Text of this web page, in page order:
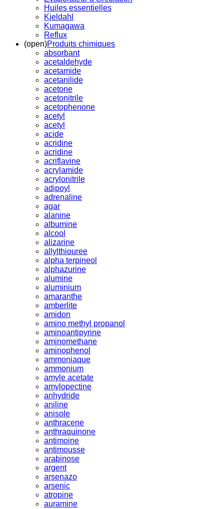
Huiles essentielles
Kjeldahl
Kumagawa
Reflux
(open)Produits chimiques
absorbant
acetaldehyde
acetamide
acetanilide
acetone
acetonitrile
acetophenone
acetyl
acetyl
acide
acridine
acridine
acriflavine
acrylamide
acrylonitrile
adipoyl
adrenaline
agar
alanine
albumine
alcool
alizarine
allylthiouree
alpha terpineol
alphazurine
alumine
aluminium
amaranthe
amberlite
amidon
amino methyl propanol
aminoantipyrine
aminomethane
aminophenol
ammoniaque
ammonium
amyle acetate
amylopectine
anhydride
aniline
anisole
anthracene
anthraquinone
antimoine
antimousse
arabinose
argent
arsenazo
arsenic
atropine
auramine